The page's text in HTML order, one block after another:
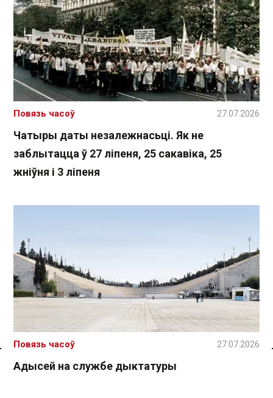
Спасылка без VPN
Чатыры даты незалежнасьці. Як не
заблытацца ў 27 ліпеня, 25 сакавіка, 25
жніўня і 3 ліпеня
Повязь часоў 27.07.2026
Адысей на службе дыктатуры
Повязь часоў 27.07.2026